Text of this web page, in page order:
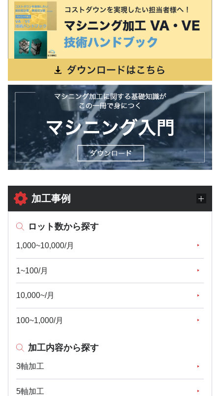
加工事例
ロット数から探す
1,000~10,000/月
1~100/月
10,000~/月
100~1,000/月
加工内容から探す
3軸加工
5軸加工